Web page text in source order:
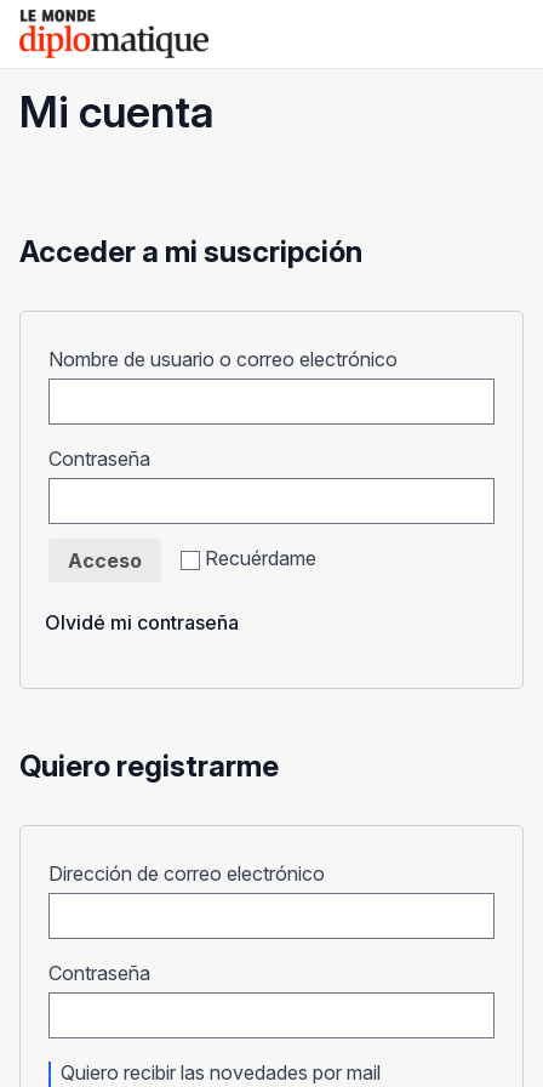
Skip
content
Le monde diplomatique
Mi cuenta
Acceder a mi suscripción
Nombre de usuario o correo electrónico
Contraseña
Recuérdame
Acceso
Olvidé mi contraseña
Quiero registrarme
Dirección de correo electrónico
Contraseña
Quiero recibir las novedades por mail